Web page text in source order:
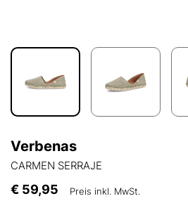
Verbenas
CARMEN SERRAJE
€ 59,95 Preis inkl. MwSt.